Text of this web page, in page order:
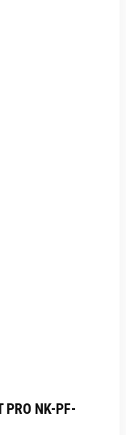
NK-PF-